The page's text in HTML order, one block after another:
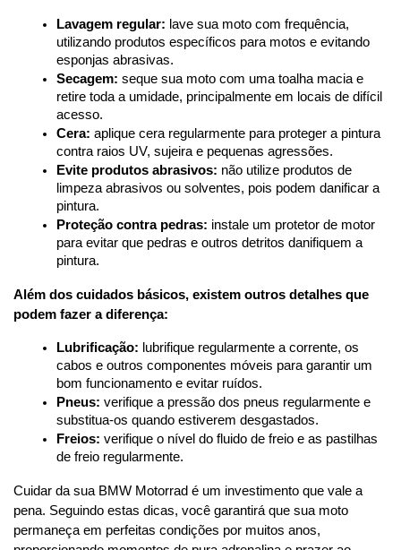
Lavagem regular: lave sua moto com frequência,
utilizando produtos específicos para motos e evitando
esponjas abrasivas.
Secagem: seque sua moto com uma toalha macia e
retire toda a umidade, principalmente em locais de difícil
acesso.
Cera: aplique cera regularmente para proteger a pintura
contra raios UV, sujeira e pequenas agressões.
Evite produtos abrasivos: não utilize produtos de
limpeza abrasivos ou solventes, pois podem danificar a
pintura.
Proteção contra pedras: instale um protetor de motor
para evitar que pedras e outros detritos danifiquem a
pintura.
Além dos cuidados básicos, existem outros detalhes que
podem fazer a diferença:
Lubrificação: lubrifique regularmente a corrente, os
cabos e outros componentes móveis para garantir um
bom funcionamento e evitar ruídos.
Pneus: verifique a pressão dos pneus regularmente e
substitua-os quando estiverem desgastados.
Freios: verifique o nível do fluido de freio e as pastilhas
de freio regularmente.
Cuidar da sua BMW Motorrad é um investimento que vale a
pena. Seguindo estas dicas, você garantirá que sua moto
permaneça em perfeitas condições por muitos anos,